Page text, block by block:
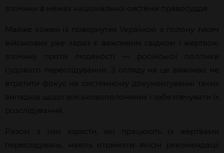
злочини в межах національної системи правосуддя.
Майже кожен із повернутих Україною з полону тисяч
військових уже зараз є важливим свідком і жертвою
злочину проти людяності — російської політики
судового переслідування. З огляду на це важливо не
втратити фокус на системному документуванні таких
випадків щодо військовополонених і забезпечувати їх
розслідування.
Разом з тим юристи, які працюють із жертвами
переслідувань, мають отримати якісні рекомендації